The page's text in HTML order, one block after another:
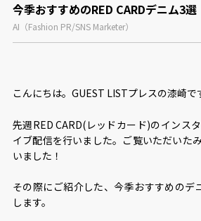
今季おすすめのRED CARDデニム3選
AI（Fashion PR/SNS Marketer）
こんにちは。GUEST LISTプレスの漆崎で
先週RED CARD(レッドカード)のインス
イブ配信を行いました。ご覧いただいた
いました！
その際にご紹介した、今季おすすめのデ
します。